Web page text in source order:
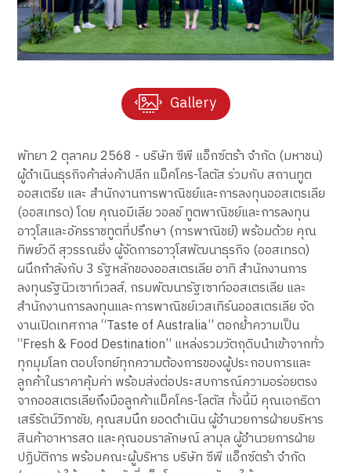
Gallery
พัทยา 2 ตุลาคม 2568 - บริษัท ซีพี แอ็กซ์ตร้า จำกัด (มหาชน)
ผู้ดำเนินธุรกิจค้าส่งค้าปลีก แม็คโคร-โลตัส ร่วมกับ สถานทูต
ออสเตรีย และ สำนักงานการพาณิชย์และการลงทุนออสเตรเลีย
(ออสเทรด) โดย คุณอมีเลีย วอลช์ ทูตพาณิชย์และการลงทุน
อาวุโสและอัครราชทูตที่ปรึกษา (การพาณิชย์) พร้อมด้วย คุณ
ทิพย์วดี สุวรรณยิ่ง ผู้จัดการอาวุโสพัฒนาธุรกิจ (ออสเทรด)
ผนึกกำลังกับ 3 รัฐหลักของออสเตรเลีย อาทิ สำนักงานการ
ลงทุนรัฐนิวเซาท์เวลส์, กรมพัฒนารัฐเซาท์ออสเตรเลีย และ
สำนักงานการลงทุนและการพาณิชย์เวสเทิร์นออสเตรเลีย จัด
งานเปิดเทศกาล “Taste of Australia” ตอกย้ำความเป็น
“Fresh & Food Destination” แหล่งรวมวัตถุดิบนำเข้าจากทั่ว
ทุกมุมโลก ตอบโจทย์ทุกความต้องการของผู้ประกอบการและ
ลูกค้าในราคาคุ้มค่า พร้อมส่งต่อประสบการณ์ความอร่อยตรง
จากออสเตรเลียถึงมือลูกค้าแม็คโคร-โลตัส ทั้งนี้มี คุณเอกธิดา
เสรีรัตน์วิภาชัย, คุณสมนึก ยอดดำเนิน ผู้อำนวยการฝ่ายบริหาร
สินค้าอาหารสด และคุณอมราลักษณ์ ลามุล ผู้อำนวยการฝ่าย
ปฏิบัติการ พร้อมคณะผู้บริหาร บริษัท ซีพี แอ็กซ์ตร้า จำกัด